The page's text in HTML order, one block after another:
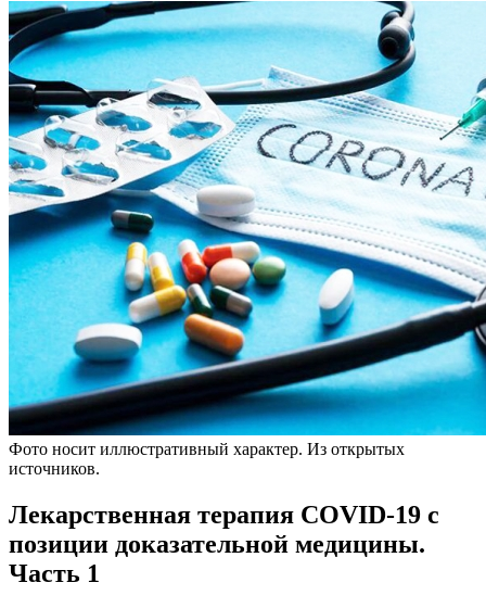
Фото носит иллюстративный характер. Из открытых
источников.
Лекарственная терапия COVID-19 с
позиции доказательной медицины.
Часть 1